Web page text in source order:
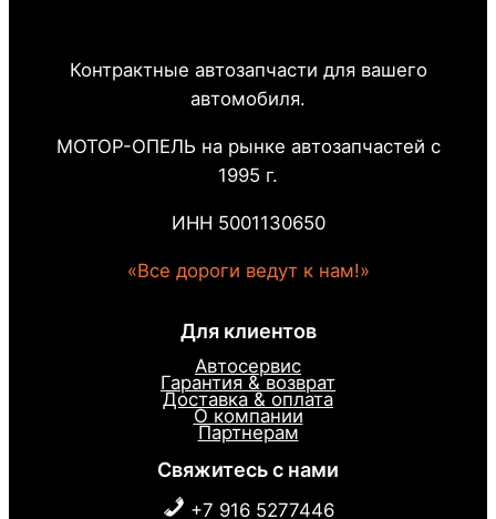
Контрактные автозапчасти для вашего
автомобиля.
МОТОР-ОПЕЛЬ на рынке автозапчастей с
1995 г.
ИНН 5001130650
«Все дороги ведут к нам!»
Для клиентов
Автосервис
Гарантия & возврат
Доставка & оплата
О компании
Партнерам
Свяжитесь с нами
+7 916 5277446